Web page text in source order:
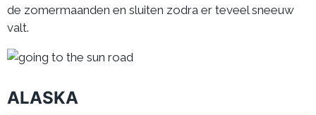
de zomermaanden en sluiten zodra er teveel sneeuw
valt.
ALASKA